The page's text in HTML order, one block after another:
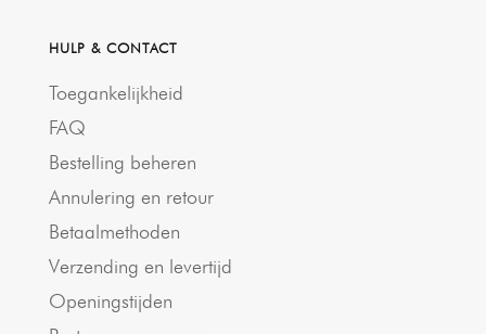
HULP & CONTACT
Toegankelijkheid
FAQ
Bestelling beheren
Annulering en retour
Betaalmethoden
Verzending en levertijd
Openingstijden